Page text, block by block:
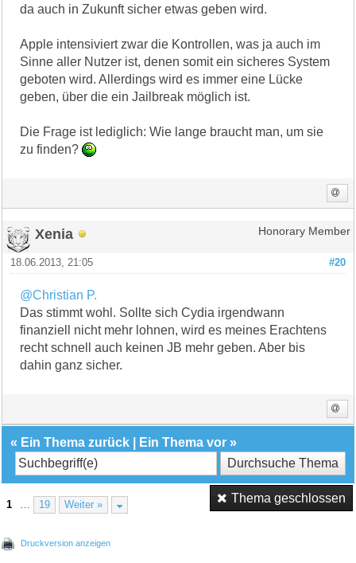
da auch in Zukunft sicher etwas geben wird.
Apple intensiviert zwar die Kontrollen, was ja auch im
Sinne aller Nutzer ist, denen somit ein sicheres System
geboten wird. Allerdings wird es immer eine Lücke
geben, über die ein Jailbreak möglich ist.
Die Frage ist lediglich: Wie lange braucht man, um sie
zu finden?
Xenia Honorary Member
#20
18.06.2013, 21:05
@Christian P.
Das stimmt wohl. Sollte sich Cydia irgendwann
finanziell nicht mehr lohnen, wird es meines Erachtens
recht schnell auch keinen JB mehr geben. Aber bis
dahin ganz sicher.
« Ein Thema zurück Ein Thema vor »
1 19 Weiter » Thema geschlossen
Druckversion anzeigen